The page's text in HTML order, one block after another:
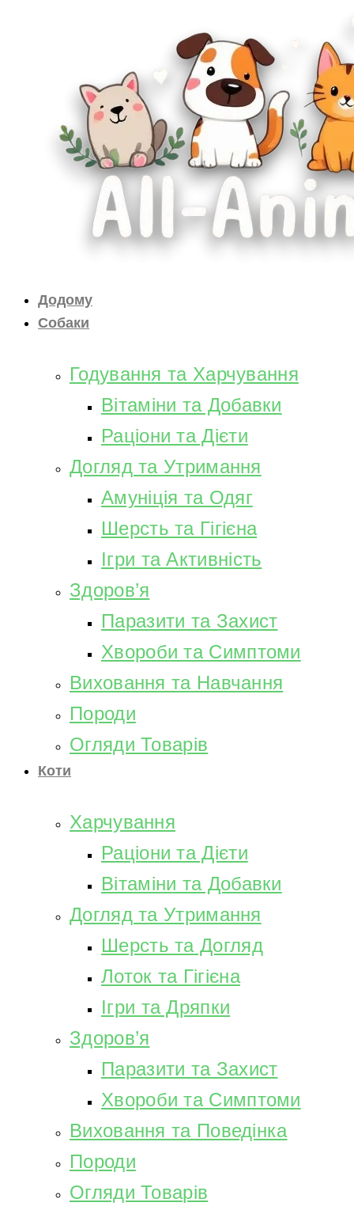
Додому
Собаки
Годування та Харчування
Вітаміни та Добавки
Раціони та Дієти
Догляд та Утримання
Амуніція та Одяг
Шерсть та Гігієна
Ігри та Активність
Здоров’я
Паразити та Захист
Хвороби та Симптоми
Виховання та Навчання
Породи
Огляди Товарів
Коти
Харчування
Раціони та Дієти
Вітаміни та Добавки
Догляд та Утримання
Шерсть та Догляд
Лоток та Гігієна
Ігри та Дряпки
Здоров’я
Паразити та Захист
Хвороби та Симптоми
Виховання та Поведінка
Породи
Огляди Товарів